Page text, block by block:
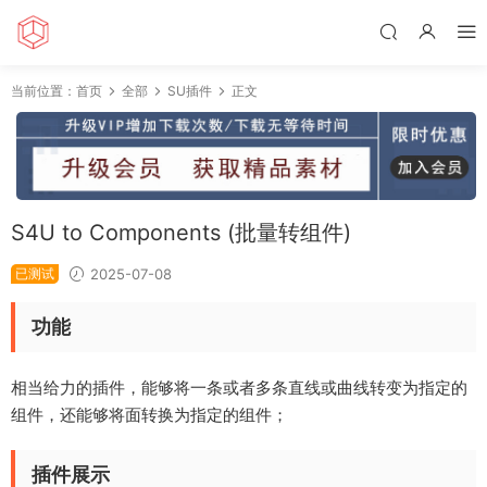
当前位置： 首页 全部 SU插件 正文
S4U to Components (批量转组件)
已测试 2025-07-08
功能
相当给力的插件，能够将一条或者多条直线或曲线转变为指定的
组件，还能够将面转换为指定的组件；
插件展示